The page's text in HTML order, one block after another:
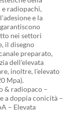
radiopachi,
e la
nei settori
il disegno
preparato,
dell’elevata
inoltre, l’elevato
Mpa).
& radiopaco –
a doppia conicità –
– Elevata